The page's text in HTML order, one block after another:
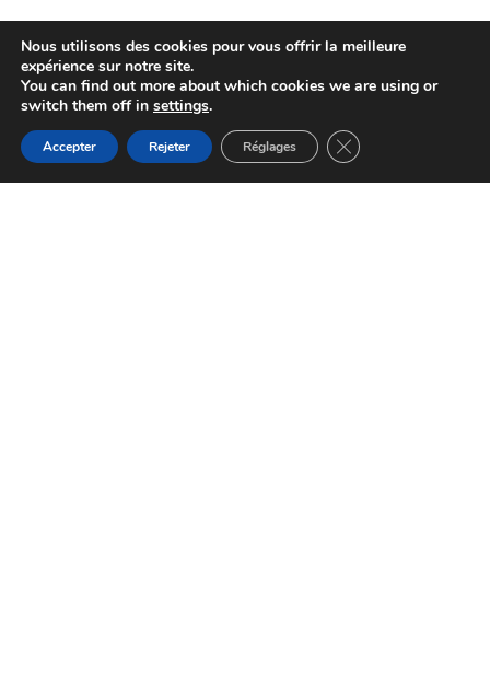
Nous utilisons des cookies pour vous offrir la meilleure
expérience sur notre site.
You can find out more about which cookies we are using or
switch them off in settings.
Accepter Rejeter Réglages Fermer la bannière